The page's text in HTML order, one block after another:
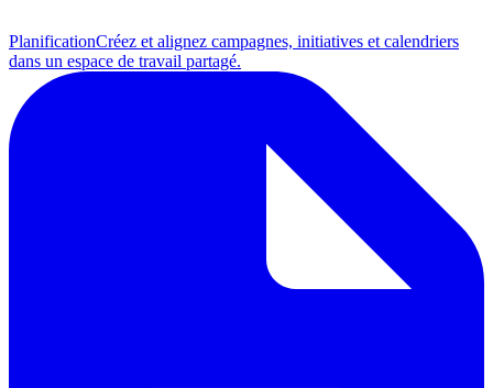
PlanificationCréez et alignez campagnes, initiatives et calendriers
dans un espace de travail partagé.